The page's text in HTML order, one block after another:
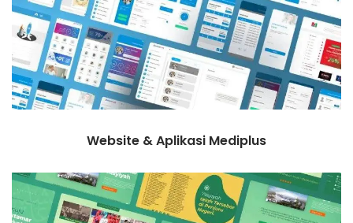
Website & Aplikasi Mediplus